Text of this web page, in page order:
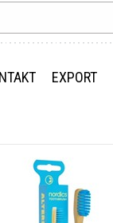
EXPORT